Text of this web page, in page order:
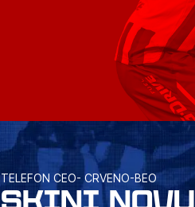
TELEFON CEO- CRVENO-BEO